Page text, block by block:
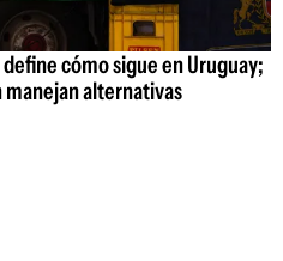
cómo sigue en Uruguay;
alternativas